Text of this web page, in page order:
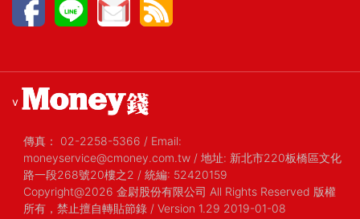
v
傳真： 02-2258-5366 / Email:
moneyservice@cmoney.com.tw / 地址: 新北市220板橋區文化
路一段268號20樓之2 / 統編: 52420159
Copyright@2026 金尉股份有限公司 All Rights Reserved 版權
所有，禁止擅自轉貼節錄 / Version 1.29 2019-01-08